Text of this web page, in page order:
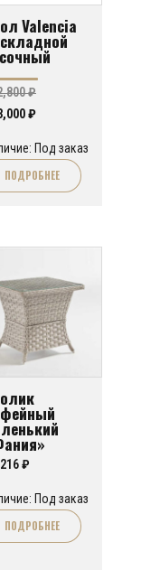
Valencia
₽
₽.
₽Текущая
483,000 ₽.
Под заказ
ПОДРОБНЕЕ
₽
Под заказ
ПОДРОБНЕЕ